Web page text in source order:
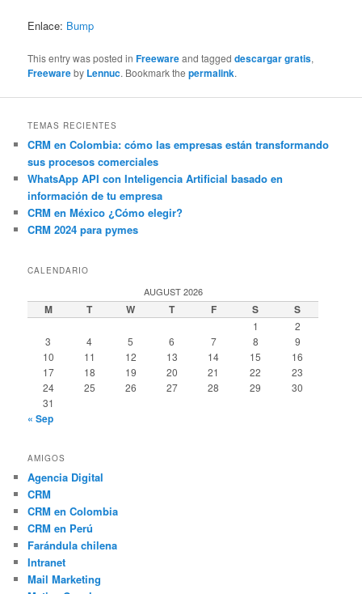
Enlace: Bump
This entry was posted inFreewareand taggeddescargar gratis,
Freewareby Lennuc. Bookmark thepermalink.
TEMAS RECIENTES
CRM en Colombia: cómo las empresas están transformando
sus procesos comerciales
WhatsApp API con Inteligencia Artificial basado en
información de tu empresa
CRM en México ¿Cómo elegir?
CRM 2024 para pymes
CALENDARIO
AUGUST 2026
M T W T F S S
1
2
3
4 5 6 7 8
9
10
11 12 13 14 15
16
17
18 19 20 21 22
23
24
25 26 27 28 29
30
31
« Sep
AMIGOS
Agencia Digital
CRM
CRM en Colombia
CRM en Perú
Farándula chilena
Intranet
Mail Marketing